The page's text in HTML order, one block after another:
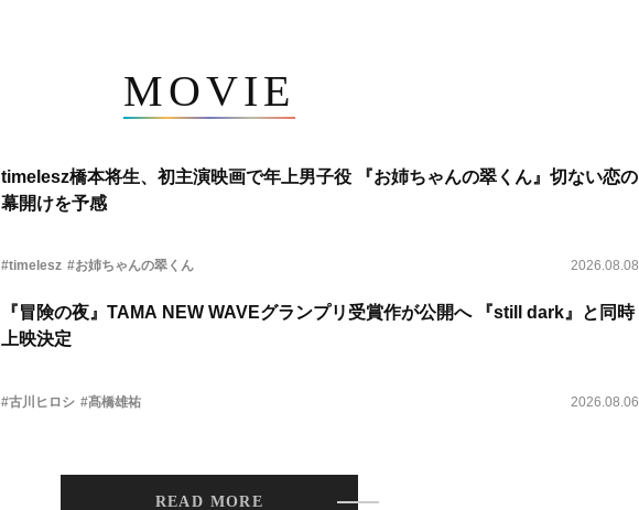
MOVIE
timelesz橋本将生、初主演映画で年上男子役 『お姉ちゃんの翠くん』切ない恋の
幕開けを予感
#timelesz #お姉ちゃんの翠くん 2026.08.08
『冒険の夜』TAMA NEW WAVEグランプリ受賞作が公開へ 『still dark』と同時
上映決定
#古川ヒロシ #髙橋雄祐 2026.08.06
READ MORE